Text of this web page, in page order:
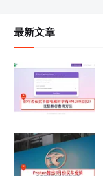
最新文章